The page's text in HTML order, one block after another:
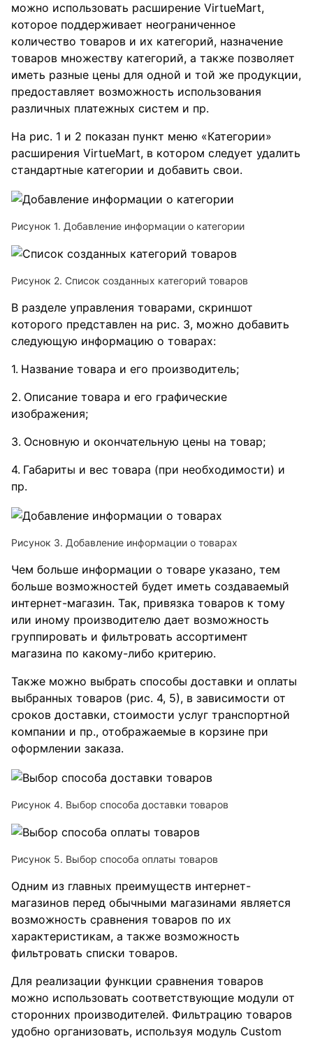
можно использовать расширение VirtueMart,
которое поддерживает неограниченное
количество товаров и их категорий, назначение
товаров множеству категорий, а также позволяет
иметь разные цены для одной и той же продукции,
предоставляет возможность использования
различных платежных систем и пр.
На рис. 1 и 2 показан пункт меню «Категории»
расширения VirtueMart, в котором следует удалить
стандартные категории и добавить свои.
Рисунок 1. Добавление информации о категории
Рисунок 2. Список созданных категорий товаров
В разделе управления товарами, скриншот
которого представлен на рис. 3, можно добавить
следующую информацию о товарах:
Название товара и его производитель;
Описание товара и его графические
изображения;
Основную и окончательную цены на товар;
Габариты и вес товара (при необходимости) и
пр.
Рисунок 3. Добавление информации о товарах
Чем больше информации о товаре указано, тем
больше возможностей будет иметь создаваемый
интернет-магазин. Так, привязка товаров к тому
или иному производителю дает возможность
группировать и фильтровать ассортимент
магазина по какому-либо критерию.
Также можно выбрать способы доставки и оплаты
выбранных товаров (рис. 4, 5), в зависимости от
сроков доставки, стоимости услуг транспортной
компании и пр., отображаемые в корзине при
оформлении заказа.
Рисунок 4. Выбор способа доставки товаров
Рисунок 5. Выбор способа оплаты товаров
Одним из главных преимуществ интернет-
магазинов перед обычными магазинами является
возможность сравнения товаров по их
характеристикам, а также возможность
фильтровать списки товаров.
Для реализации функции сравнения товаров
можно использовать соответствующие модули от
сторонних производителей. Фильтрацию товаров
удобно организовать, используя модуль Custom